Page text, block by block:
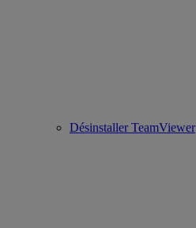
Désinstaller TeamViewer